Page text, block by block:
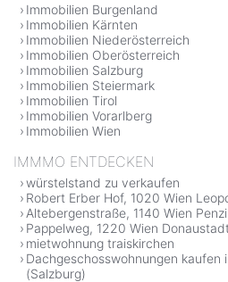
Immobilien Burgenland
Immobilien Kärnten
Immobilien Niederösterreich
Immobilien Oberösterreich
Immobilien Salzburg
Immobilien Steiermark
Immobilien Tirol
Immobilien Vorarlberg
Immobilien Wien
IMMMO ENTDECKEN
würstelstand zu verkaufen
Robert Erber Hof, 1020 Wien
Altebergenstraße, 1140 Wien
Pappelweg, 1220 Wien Donaustadt
mietwohnung traiskirchen
Dachgeschosswohnungen kaufen
(Salzburg)